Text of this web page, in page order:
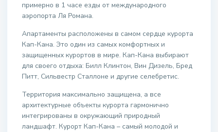
примерно в 1 часе езды от международного
аэропорта Ля Романа.
Апартаменты расположены в самом сердце курорта
Кап-Кана. Это один из самых комфортных и
защищенных курортов в мире. Кап-Кана выбирают
для своего отдыха: Билл Клинтон, Вин Дизель, Бред
Питт, Сильвестр Сталлоне и другие селебретис.
Территория максимально защищена, а все
архитектурные объекты курорта гармонично
интегрированы в окружающий природный
ландшафт. Курорт Кап-Кана – самый молодой и